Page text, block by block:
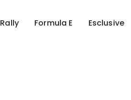
Rally Formula E Esclusive